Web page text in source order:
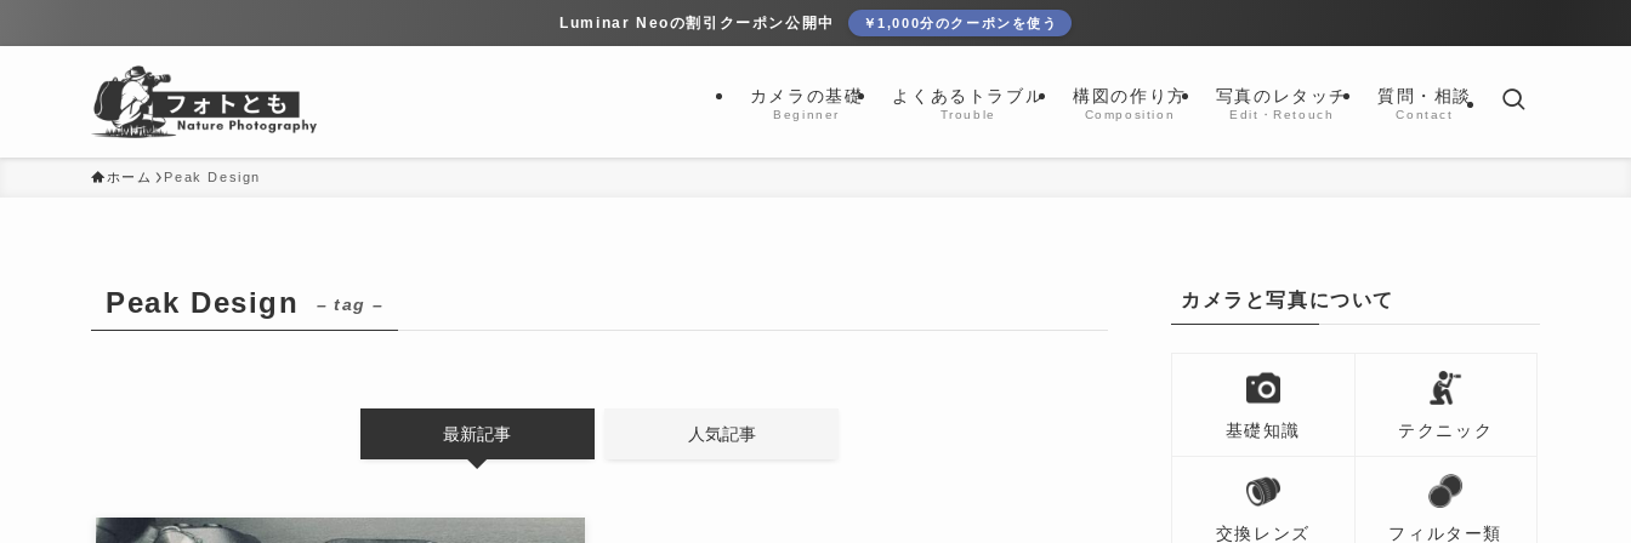
Luminar Neoの割引クーポン公開中 ￥1,000分のクーポンを使う
カメラの基礎
Beginner
よくあるトラブル
Trouble
構図の作り方
Composition
写真のレタッチ
Edit・Retouch
質問・相談
Contact
ホーム Peak Design
Peak Design – tag –
最新記事 人気記事
カメラと写真について
基礎知識 テクニック
交換レンズ フィルター類